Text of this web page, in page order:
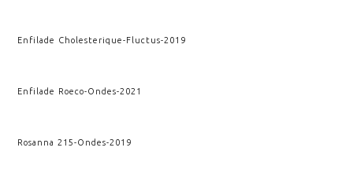
Enfilade Cholesterique-Fluctus-2019
Enfilade Roeco-Ondes-2021
Rosanna 215-Ondes-2019